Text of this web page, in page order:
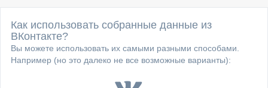
Как использовать собранные данные из
ВКонтакте?
Вы можете использовать их самыми разными способами.
Например (но это далеко не все возможные варианты):